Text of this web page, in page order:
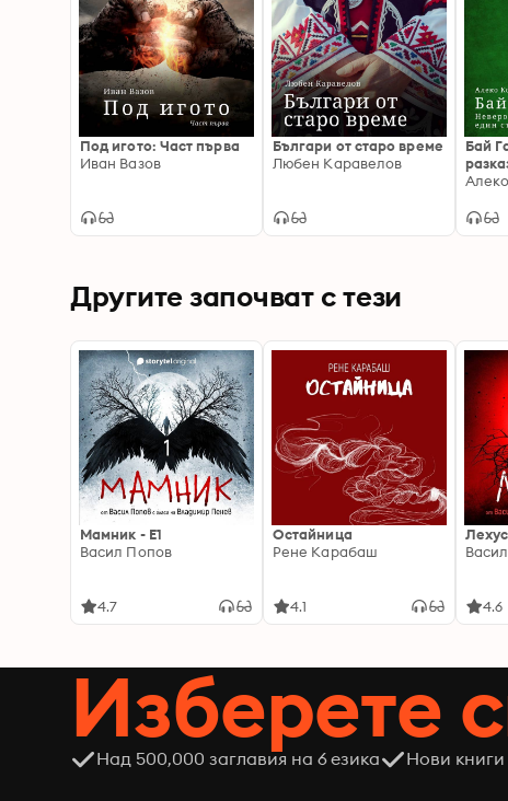
Под игото: Част първа
Иван Вазов
Българи от старо време
Любен Каравелов
Бай
Другите започват с тези
Мамник - E1
Васил Попов
4.7
Остайница
Рене Карабаш
4.1 4.6
Изберете
Над 500,000 заглавия на 6 езика Нови книги